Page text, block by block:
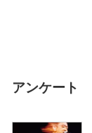
アンケート